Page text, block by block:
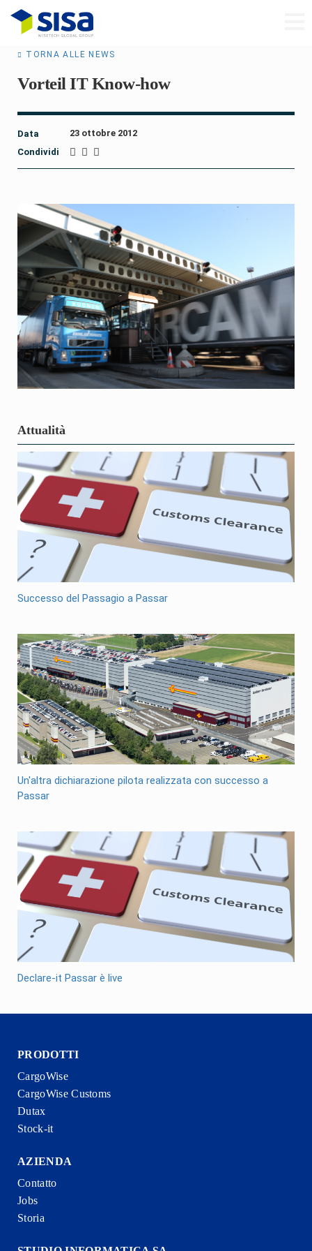
TORNA ALLE NEWS
Vorteil IT Know-how
Data
23 ottobre 2012
Condividi
Attualità
Successo del Passagio a Passar
Un'altra dichiarazione pilota realizzata con successo a
Passar
Declare-it Passar è live
PRODOTTI
CargoWise
CargoWise Customs
Dutax
Stock-it
AZIENDA
Contatto
Jobs
Storia